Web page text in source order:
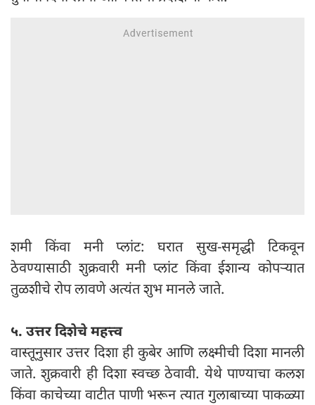
शमी किंवा मनी प्लांट: घरात सुख-समृद्धी टिकवून
ठेवण्यासाठी शुक्रवारी मनी प्लांट किंवा ईशान्य कोपऱ्यात
तुळशीचे रोप लावणे अत्यंत शुभ मानले जाते.
५. उत्तर दिशेचे महत्त्व
वास्तूनुसार उत्तर दिशा ही कुबेर आणि लक्ष्मीची दिशा मानली
जाते. शुक्रवारी ही दिशा स्वच्छ ठेवावी. येथे पाण्याचा कलश
किंवा काचेच्या वाटीत पाणी भरून त्यात गुलाबाच्या पाकळ्या